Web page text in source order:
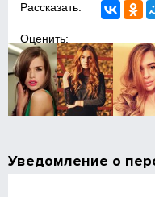
Рассказать:
Оценить:
Уведомление о